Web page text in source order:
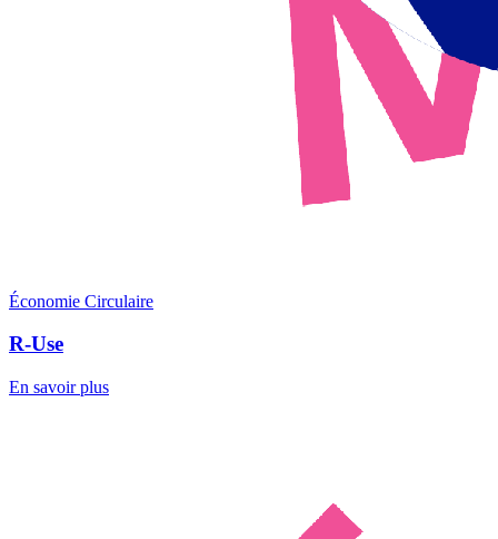
Économie Circulaire
R-Use
En savoir plus